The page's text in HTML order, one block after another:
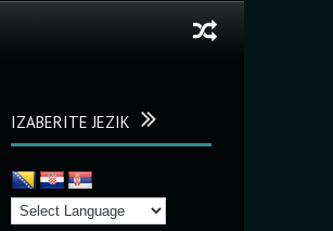
IZABERITE JEZIK